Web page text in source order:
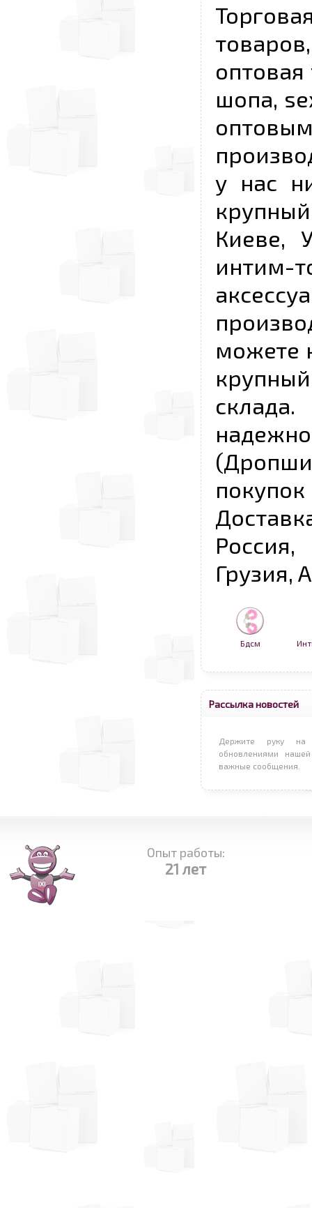
шопа,
у нас
Киеве,
можете
Грузия,
Бдсм
Рассылка новостей
Держите руку на
обновлениями
важные сообщения.
Опыт работы:
21 лет